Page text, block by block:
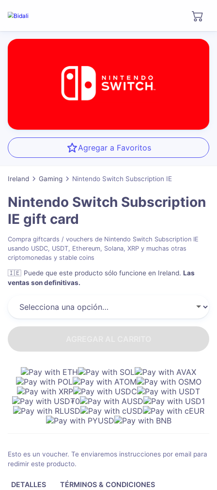
Agregar a Favoritos
Ireland Gaming Nintendo Switch Subscription IE
Nintendo Switch Subscription
IE gift card
Compra giftcards / vouchers de Nintendo Switch Subscription IE
usando USDC, USDT, Ethereum, Solana, XRP y muchas otras
criptomonedas y stable coins
🇮🇪 Puede que este producto sólo funcione en Ireland. Las
ventas son definitivas.
Esto es un voucher. Te enviaremos instrucciones por email para
redimir este producto.
DETALLES TÉRMINOS & CONDICIONES